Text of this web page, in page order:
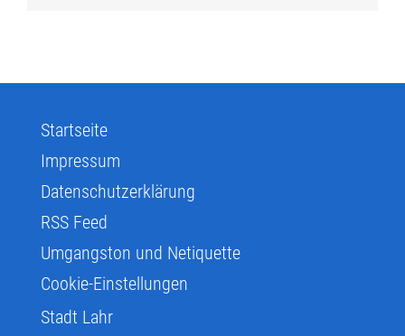
Startseite
Impressum
Datenschutzerklärung
RSS Feed
Umgangston und Netiquette
Cookie-Einstellungen
Stadt Lahr